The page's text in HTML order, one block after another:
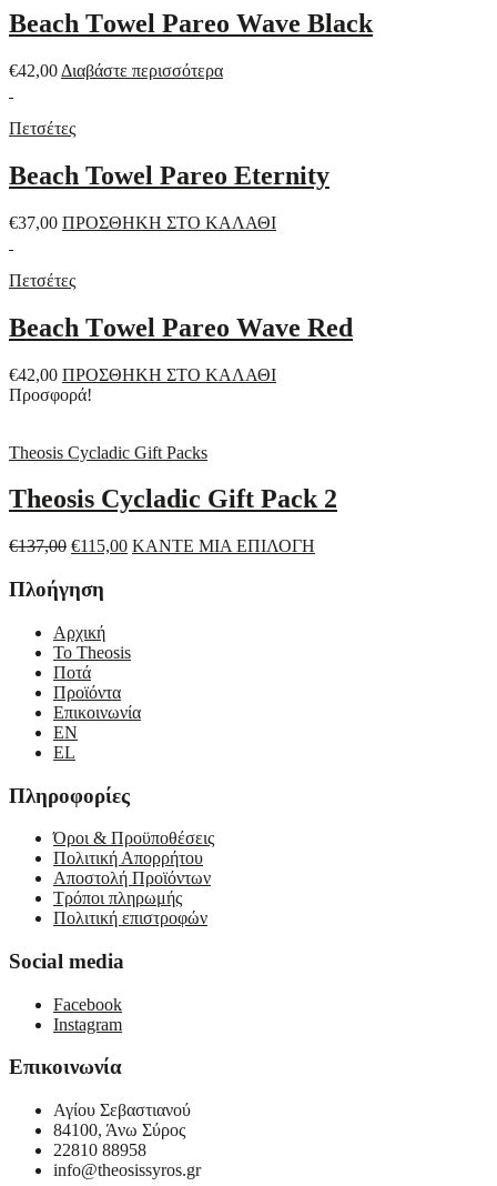
Beach Τowel Pareo Wave Black
€42,00 Διαβάστε περισσότερα
Πετσέτες
Beach Towel Pareo Eternity
€37,00 ΠΡΟΣΘΗΚΗ ΣΤΟ ΚΑΛΑΘΙ
Πετσέτες
Beach Τowel Pareo Wave Red
€42,00 ΠΡΟΣΘΗΚΗ ΣΤΟ ΚΑΛΑΘΙ
Προσφορά!
Theosis Cycladic Gift Packs
Theosis Cycladic Gift Pack 2
€137,00 Original
was:
€137,00.
€115,00ΗΚΑΝΤΕ ΜΙΑ ΕΠΙΛΟΓΗ
Πλοήγηση
Αρχική
Το Theosis
Ποτά
Προϊόντα
Επικοινωνία
EN
EL
Πληροφορίες
Όροι & Προϋποθέσεις
Πολιτική Απορρήτου
Αποστολή Προϊόντων
Τρόποι πληρωμής
Πολιτική επιστροφών
Social media
Facebook
Instagram
Επικοινωνία
Αγίου Σεβαστιανού
84100, Άνω Σύρος
22810 88958
info@theosissyros.gr